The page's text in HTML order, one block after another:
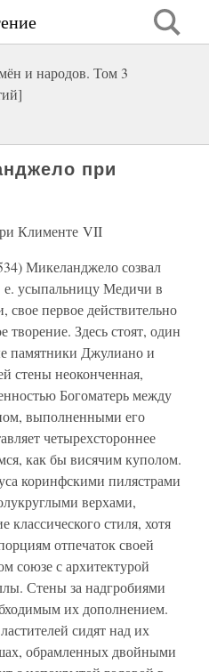
и народов. Том 3
при
Клименте VII
Микеланджело созвал
усыпальницу Медичи в
первое действительно
творение. Здесь стоят, один
памятники Джулиано и
стены неоконченная,
Богоматерь между
выполненными его
четырехстороннее
как бы висячим куполом.
коринфскими пилястрами
верхами,
классического стиля, хотя
отпечаток своей
союзе с архитектурой
Стены за надгробиями
их дополнением.
сидят над их
обрамленных двойными